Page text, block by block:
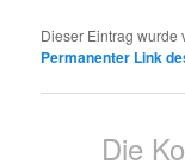
Dieser Eintrag
Permanenter Link
Die